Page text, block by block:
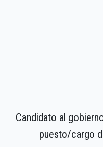
Candidato al
puesto/cargo